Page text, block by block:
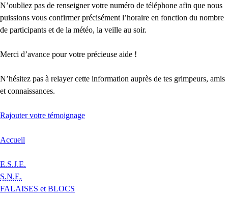
N’oubliez pas de renseigner votre numéro de téléphone afin que nous
puissions vous confirmer précisément l’horaire en fonction du nombre
de participants et de la météo, la veille au soir.
Merci d’avance pour votre précieuse aide !
N’hésitez pas à relayer cette information auprès de tes grimpeurs, amis
et connaissances.
Rajouter votre témoignage
Accueil
E.S.J.E.
S.N.E.
FALAISES et BLOCS